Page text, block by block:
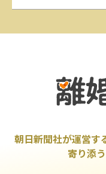
朝日新聞社が運営す
寄り添